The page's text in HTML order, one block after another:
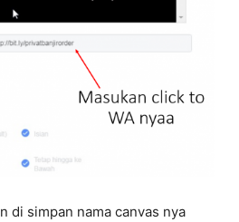
di simpan nama canvas nya